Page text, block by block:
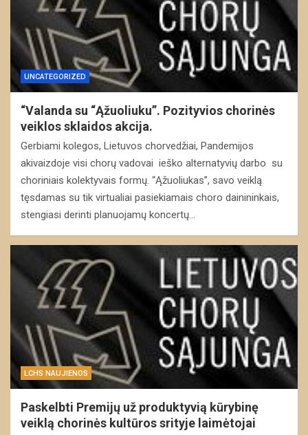
UNCATEGORIZED
“Valanda su “Ąžuoliuku”. Pozityvios chorinės
veiklos sklaidos akcija.
Gerbiami kolegos, Lietuvos chorvedžiai, Pandemijos
akivaizdoje visi chorų vadovai ieško alternatyvių darbo su
choriniais kolektyvais formų. “Ąžuoliukas”, savo veiklą
tęsdamas su tik virtualiai pasiekiamais choro dainininkais,
stengiasi derinti planuojamų koncertų…
LCHS NAUJIENOS
Paskelbti Premijų už produktyvią kūrybinę
veiklą chorinės kultūros srityje laimėtojai